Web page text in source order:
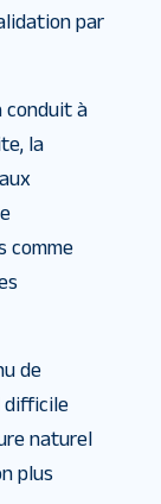
par
conduit à
la
comme
de
difficile
naturel
plus